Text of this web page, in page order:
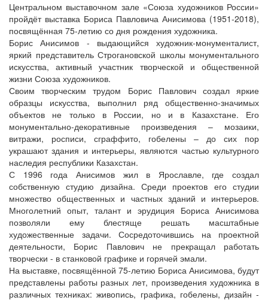
Центральном выставочном зале «Союза художников России»
пройдёт выставка Бориса Павловича Анисимова (1951-2018),
посвящённая 75-летию со дня рождения художника.
Борис Анисимов - выдающийся художник-монументалист,
яркий представитель Строгановской школы монументального
искусства, активный участник творческой и общественной
жизни Союза художников.
Своим творческим трудом Борис Павлович создал яркие
образцы искусства, выполнил ряд общественно-значимых
объектов не только в России, но и в Казахстане. Его
монументально-декоративные произведения – мозаики,
витражи, росписи, сграффито, гобелены – до сих пор
украшают здания и интерьеры, являются частью культурного
наследия республики Казахстан.
С 1996 года Анисимов жил в Ярославле, где создал
собственную студию дизайна. Среди проектов его студии
множество общественных и частных зданий и интерьеров.
Многолетний опыт, талант и эрудиция Бориса Анисимова
позволяли ему блестяще решать масштабные
художественные задачи. Сосредоточившись на проектной
деятельности, Борис Павлович не прекращал работать
творчески - в станковой графике и горячей эмали.
На выставке, посвящённой 75-летию Бориса Анисимова, будут
представлены работы разных лет, произведения художника в
различных техниках: живопись, графика, гобелены, дизайн -